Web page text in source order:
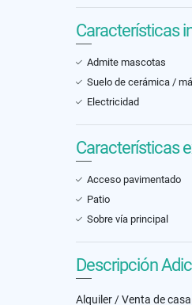
Características
Admite mascotas
Suelo de cerámica /
Electricidad
Características
Acceso pavimentado
Patio
Sobre vía principal
Descripción
Alquiler / Venta de